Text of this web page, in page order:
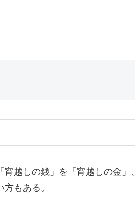
越しの銭」を「宵越しの金」、
もある。